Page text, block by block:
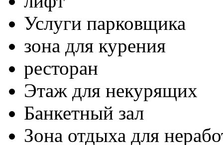
Услуги парковщика
зона для курения
ресторан
Этаж для некурящих
Банкетный зал
Зона отдыха для